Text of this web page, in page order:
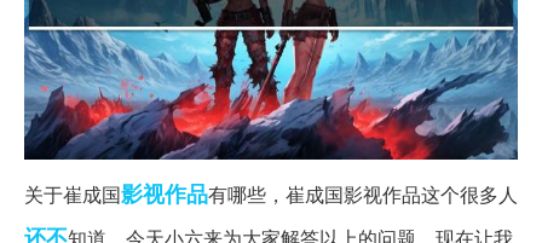
关于崔成国影视作品有哪些，崔成国影视作品这个很多人
知道，今天小六来为大家解答以上的问题，现在让我